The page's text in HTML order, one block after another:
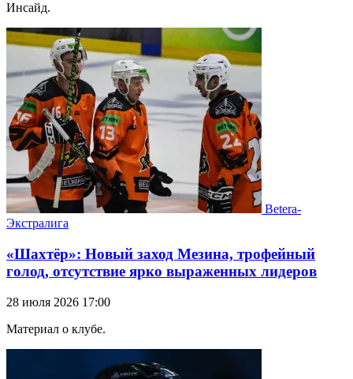
Инсайд.
Betera-
Экстралига
«Шахтёр»: Новый заход Мезина, трофейный
голод, отсутствие ярко выраженных лидеров
28 июля 2026 17:00
Материал о клубе.